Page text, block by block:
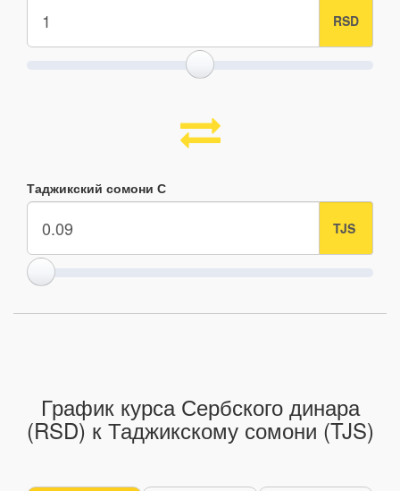
Таджикский сомони С
График курса Сербского динара
(RSD) к Таджикскому сомони (TJS)